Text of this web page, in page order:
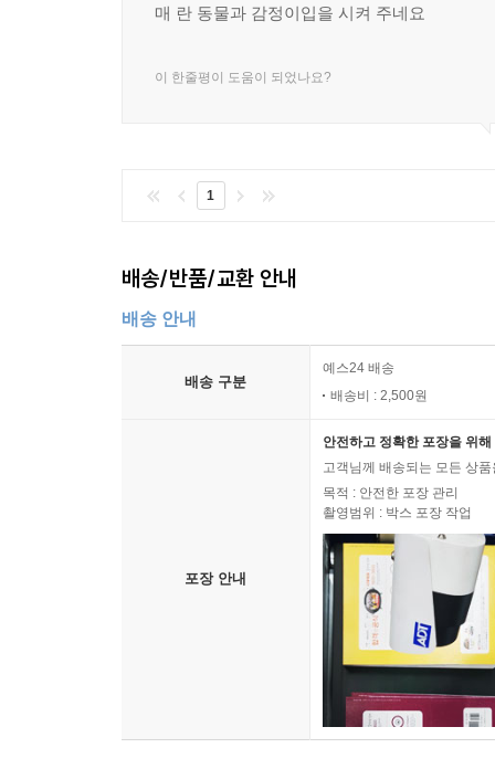
매 란 동물과 감정이입을 시켜 주네요
이 한줄평이 도움이 되었나요?
1
배송/반품/교환 안내
배송 안내
배송 구분
예스24 배송
배송비 : 2,500원
포장 안내
안전하고 정확한 포장을 위
고객님께 배송되는 모든 상
목적 : 안전한 포장 관리
촬영범위 : 박스 포장 작업